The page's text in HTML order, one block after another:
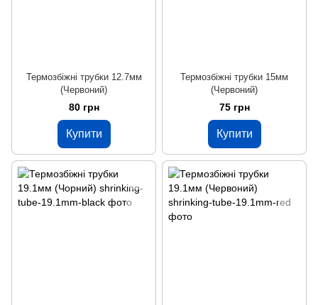
Термозбіжні трубки 12.7мм
(Червоний)
80 грн
Купити
Термозбіжні трубки 15мм
(Червоний)
75 грн
Купити